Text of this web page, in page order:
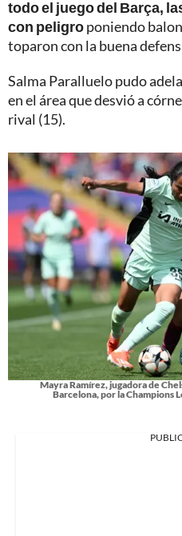
todo el juego del Barça,
con peligroponiendo
toparon con la buena
Salma Paralluelo pudo
en el área que desvió a
rival (15).
Mayra Ramírez, jugadora de
Barcelona, por la Champions